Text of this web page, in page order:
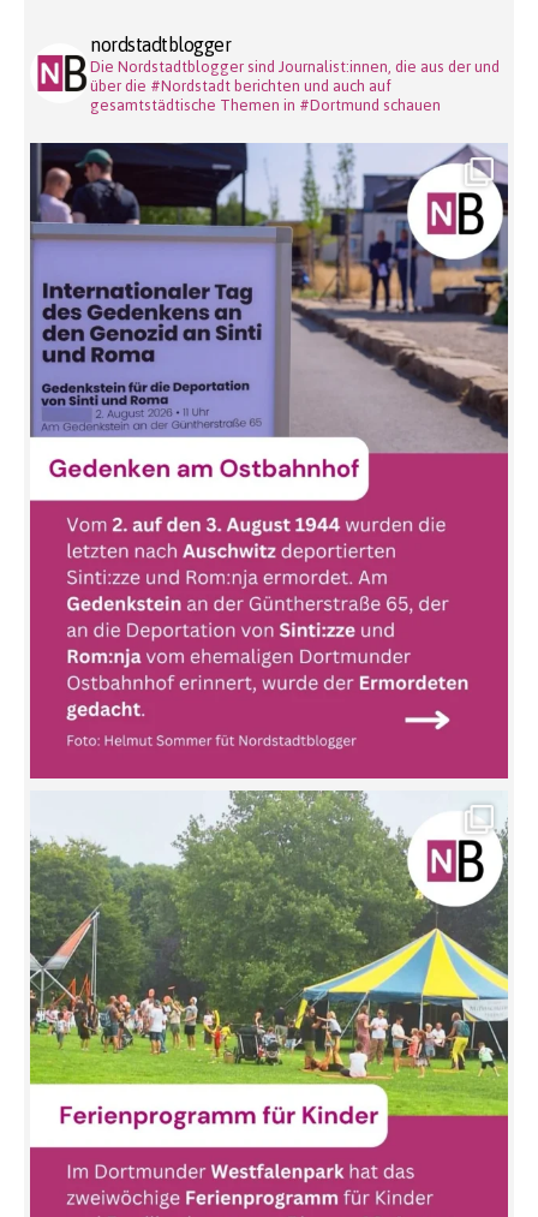
nordstadtblogger
Die Nordstadtblogger sind Journalist:innen, die aus der und
über die #Nordstadt berichten und auch auf
gesamtstädtische Themen in #Dortmund schauen